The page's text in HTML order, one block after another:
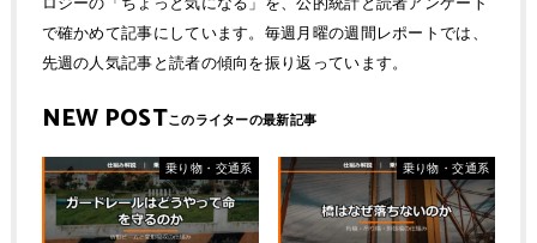
で確かめて記事にしています。毎週月曜の週間レポートでは、
先週の人気記事と読者の傾向を振り返っています。
NEW POST
乗り物・交通系 乗り物・交通系